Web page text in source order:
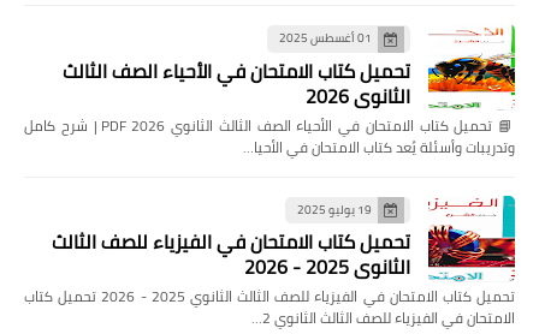
01 أغسطس 2025
تحميل كتاب الامتحان في الأحياء الصف الثالث
الثانوي 2026
📘 تحميل كتاب الامتحان في الأحياء الصف الثالث الثانوي 2026 PDF | شرح كامل
وتدريبات وأسئلة يُعد كتاب الامتحان في الأحيا…
19 يوليو 2025
تحميل كتاب الامتحان في الفيزياء للصف الثالث
الثانوي 2025 - 2026
تحميل كتاب الامتحان في الفيزياء للصف الثالث الثانوي 2025 - 2026 تحميل كتاب
الامتحان في الفيزياء للصف الثالث الثانوي 2…